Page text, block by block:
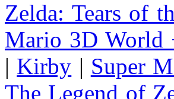
Zelda: Tears of
Mario 3D World
| Kirby | Super
The Legend of